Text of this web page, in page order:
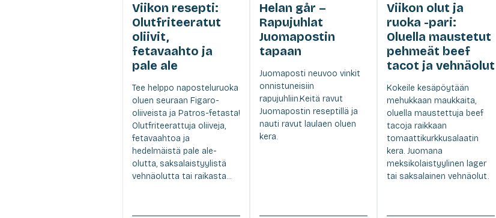
Viikon resepti:
Olutfriteeratut
oliivit,
fetavaahto ja
pale ale
Tee helppo naposteluruoka
oluen seuraan Figaro-
oliiveista ja Patros-fetasta!
Olutfriteerattuja oliiveja,
fetavaahtoa ja
hedelmäistä pale ale-
olutta, saksalaistyylistä
vehnäolutta tai raikasta...
Helan går –
Rapujuhlat
Juomapostin
tapaan
Juomaposti neuvoo vinkit
onnistuneisiin
rapujuhliin.Keitä ravut
Juomapostin reseptillä ja
nauti ravut laulaen oluen
kera.
Viikon olut ja
ruoka -pari:
Oluella maustetut
pehmeät beef
tacot ja vehnäolut
Kokeile kesäpöytään
mehukkaan maukkaita,
oluella maustettuja beef
tacoja raikkaan
tomaattikurkkusalaatin
kera. Juomana
meksikolaistyylinen lager
tai saksalainen vehnäolut.